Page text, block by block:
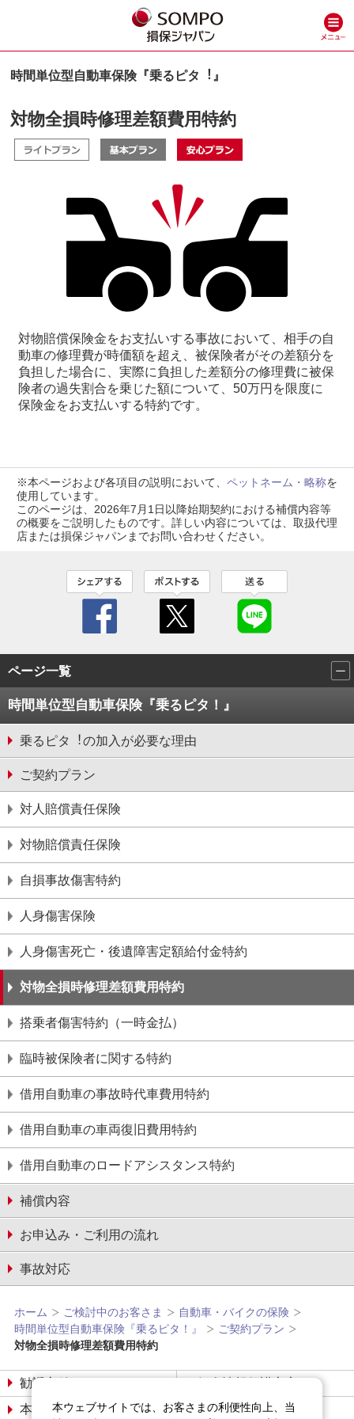
時間単位型⾃動⾞保険『乗るピタ︕』
対物全損時修理差額費⽤特約
対物賠償保険⾦をお⽀払いする事故において、相⼿の⾃
動⾞の修理費が時価額を超え、被保険者がその差額分を
負担した場合に、実際に負担した差額分の修理費に被保
険者の過失割合を乗じた額について、50万円を限度に
保険⾦をお⽀払いする特約です。
※本ページおよび各項目の説明において、 ペットネーム・略称を
使用しています。
このページは、2026年7月1日以降始期契約における補償内容等
の概要をご説明したものです。詳しい内容については、取扱代理
店または損保ジャパンまでお問い合わせください。
ページ一覧
時間単位型自動車保険『乗るピタ！』
乗るピタ︕の加⼊が必要な理由
ご契約プラン
対人賠償責任保険
対物賠償責任保険
⾃損事故傷害特約
⼈⾝傷害保険
⼈⾝傷害死亡・後遺障害定額給付⾦特約
対物全損時修理差額費⽤特約
搭乗者傷害特約（⼀時⾦払）
臨時被保険者に関する特約
借⽤⾃動⾞の事故時代⾞費⽤特約
借⽤⾃動⾞の⾞両復旧費⽤特約
借⽤⾃動⾞のロードアシスタンス特約
補償内容
お申込み・ご利用の流れ
事故対応
ホーム ご検討中のお客さま
自動車・バイクの保険
時間単位型自動車保険『乗るピタ！』
ご契約プラン
対物全損時修理差額費⽤特約
勧誘方針
本サイトについて
サイトマップ
本ウェブサイトでは、お客さまの利便性向上、当